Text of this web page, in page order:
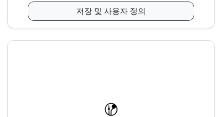
저장 및 사용자 정의